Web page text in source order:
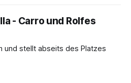
- Carro und Rolfes
und stellt abseits des Platzes